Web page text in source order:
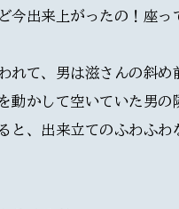
今出来上がったの！座っ
れて、男は滋さんの斜め
動かして空いていた男の
と、出来立てのふわふわ